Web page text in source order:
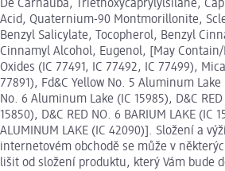
De Carnauba, Triethoxycaprylylsilane,
Acid, Quaternium-90 Montmorillonite,
Benzyl Salicylate, Tocopherol, Benzyl
Cinnamyl Alcohol, Eugenol, [May
Oxides (IC 77491, IC 77492, IC 77499),
77891), Fd&C Yellow No. 5 Aluminum Lake
No. 6 Aluminum Lake (IC 15985), D&C RED
15850), D&C RED NO. 6 BARIUM LAKE (IC
ALUMINUM LAKE (IC 42090)]. Složení a
internetovém obchodě se může v
lišit od složení produktu, který Vám bude